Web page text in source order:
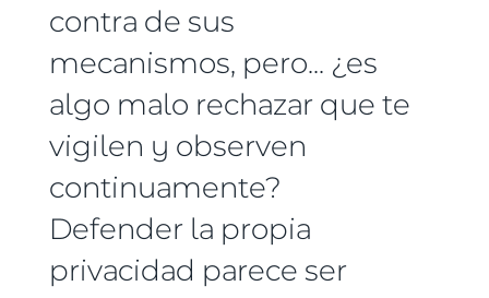
contra de sus
mecanismos, pero... ¿es
algo malo rechazar que te
vigilen y observen
continuamente?
Defender la propia
privacidad parece ser